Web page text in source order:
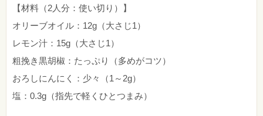
【材料（2人分：使い切り）】
オリーブオイル：12g（大さじ1）
レモン汁：15g（大さじ1）
粗挽き黒胡椒：たっぷり（多めがコツ）
おろしにんにく：少々（1～2g）
塩：0.3g（指先で軽くひとつまみ）